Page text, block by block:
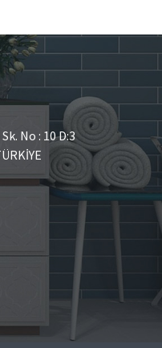
No : 10 D:3